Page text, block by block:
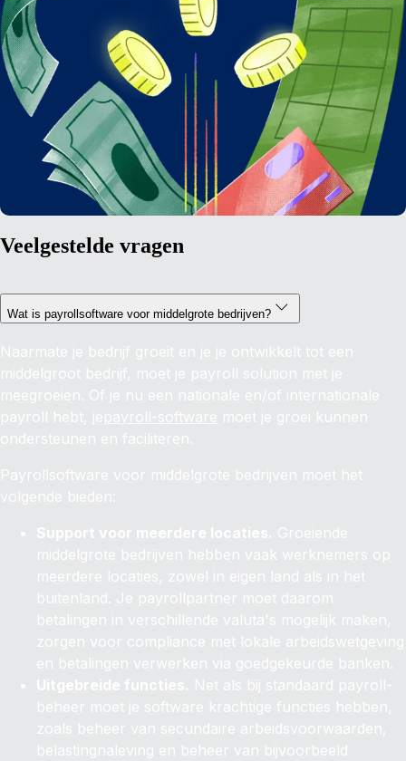
Veelgestelde vragen
Wat is payrollsoftware voor middelgrote bedrijven?
Naarmate je bedrijf groeit en je je ontwikkelt tot een
middelgroot bedrijf, moet je payroll solution met je
meegroeien. Of je nu een nationale en/of internationale
payroll hebt, jepayroll-software moet je groei kunnen
ondersteunen en faciliteren.
Payrollsoftware voor middelgrote bedrijven moet het
volgende bieden:
Support voor meerdere locaties. Groeiende
middelgrote bedrijven hebben vaak werknemers op
meerdere locaties, zowel in eigen land als in het
buitenland. Je payrollpartner moet daarom
betalingen in verschillende valuta's mogelijk maken,
zorgen voor compliance met lokale arbeidswetgeving
en betalingen verwerken via goedgekeurde banken.
Uitgebreide functies. Net als bij standaard payroll-
beheer moet je software krachtige functies hebben,
zoals beheer van secundaire arbeidsvoorwaarden,
belastingnaleving en beheer van bijvoorbeeld